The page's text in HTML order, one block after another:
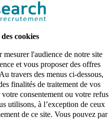
cookies
l'audience de notre site
et vous proposer des offres
travers des menus ci-dessous,
finalités de traitement de vos
consentement ou votre refus
utilisons, à l’exception de ceux
de ce site. Vous pouvez par